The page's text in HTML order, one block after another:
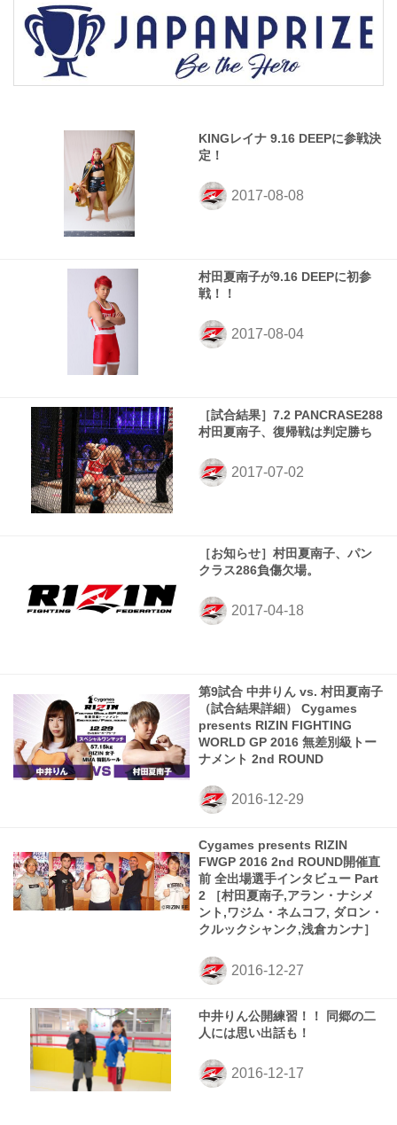
KINGレイナ 9.16 DEEPに参戦決
定！
村田夏南子が9.16 DEEPに初参
戦！！
［試合結果］7.2 PANCRASE288
村田夏南子、復帰戦は判定勝ち
［お知らせ］村田夏南子、パン
クラス286負傷欠場。
第9試合 中井りん vs. 村田夏南子
（試合結果詳細） Cygames
presents RIZIN FIGHTING
WORLD GP 2016 無差別級トー
ナメント 2nd ROUND
Cygames presents RIZIN
FWGP 2016 2nd ROUND開催直
前 全出場選手インタビュー Part
2 ［村田夏南子,アラン・ナシメ
ント,ワジム・ネムコフ, ダロン・
クルックシャンク,浅倉カンナ］
中井りん公開練習！！ 同郷の二
人には思い出話も！